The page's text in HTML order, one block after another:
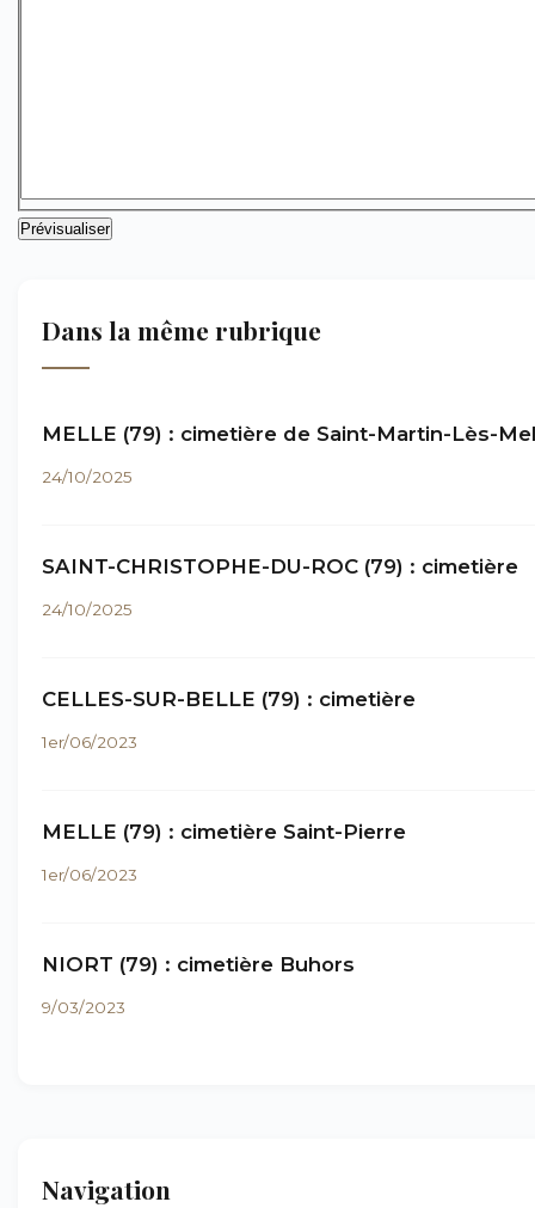
Dans la même rubrique
MELLE (79) : cimetière de Saint-Martin-Lès-
24/10/2025
SAINT-CHRISTOPHE-DU-ROC (79) : cimetière
24/10/2025
CELLES-SUR-BELLE (79) : cimetière
1er/06/2023
MELLE (79) : cimetière Saint-Pierre
1er/06/2023
NIORT (79) : cimetière Buhors
9/03/2023
Navigation